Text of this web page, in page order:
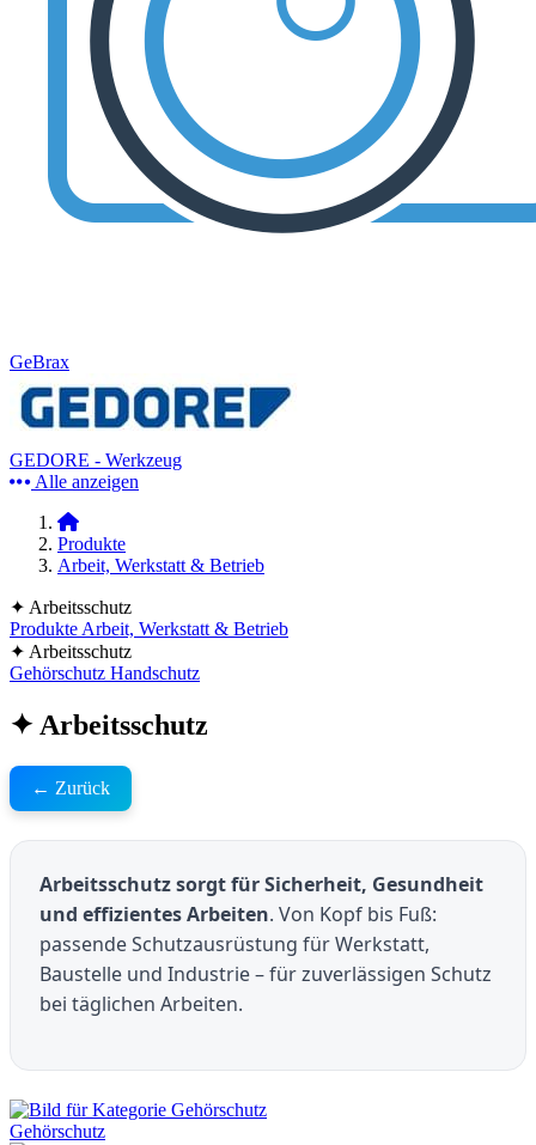
GeBrax
GEDORE - Werkzeug
Alle anzeigen
Produkte
Arbeit, Werkstatt & Betrieb
✦ Arbeitsschutz
Produkte Arbeit, Werkstatt & Betrieb
✦ Arbeitsschutz
Gehörschutz Handschutz
✦ Arbeitsschutz
← Zurück
Arbeitsschutz sorgt für Sicherheit, Gesundheit
und effizientes Arbeiten. Von Kopf bis Fuß:
passende Schutzausrüstung für Werkstatt,
Baustelle und Industrie – für zuverlässigen Schutz
bei täglichen Arbeiten.
Gehörschutz